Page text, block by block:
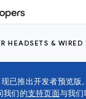
HEADSETS & WIRED
已推出开发者预览版
我们的支持页面与我们